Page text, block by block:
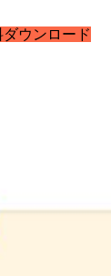
ウンロード